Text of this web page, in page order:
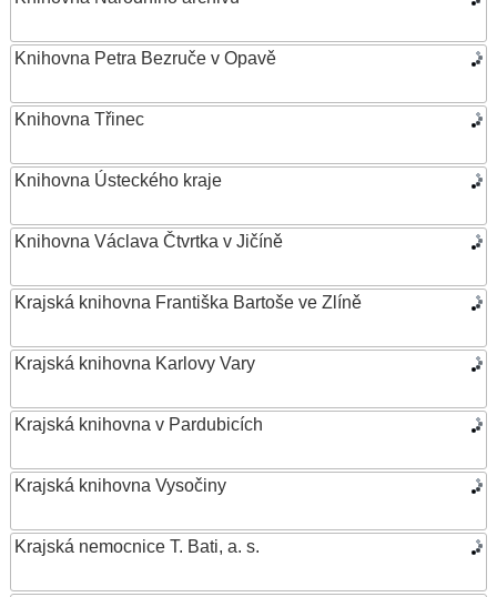
Knihovna Petra Bezruče v Opavě
Knihovna Třinec
Knihovna Ústeckého kraje
Knihovna Václava Čtvrtka v Jičíně
Krajská knihovna Františka Bartoše ve Zlíně
Krajská knihovna Karlovy Vary
Krajská knihovna v Pardubicích
Krajská knihovna Vysočiny
Krajská nemocnice T. Bati, a. s.